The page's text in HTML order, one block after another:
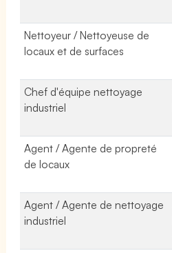
Nettoyeur / Nettoyeuse de
locaux et de surfaces
Chef d'équipe nettoyage
industriel
Agent / Agente de propreté
de locaux
Agent / Agente de nettoyage
industriel